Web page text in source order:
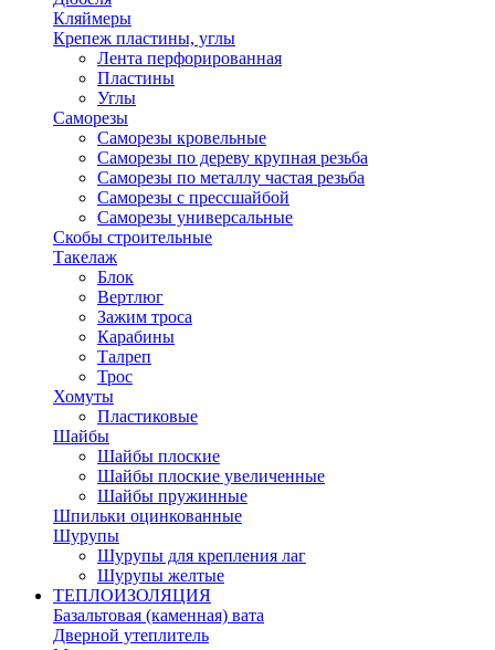
Кляймеры
Крепеж пластины, углы
Лента перфорированная
Пластины
Углы
Саморезы
Саморезы кровельные
Саморезы по дереву крупная резьба
Саморезы по металлу частая резьба
Саморезы с прессшайбой
Саморезы универсальные
Скобы строительные
Такелаж
Блок
Вертлюг
Зажим троса
Карабины
Талреп
Трос
Хомуты
Пластиковые
Шайбы
Шайбы плоские
Шайбы плоские увеличенные
Шайбы пружинные
Шпильки оцинкованные
Шурупы
Шурупы для крепления лаг
Шурупы желтые
ТЕПЛОИЗОЛЯЦИЯ
Базальтовая (каменная) вата
Дверной утеплитель